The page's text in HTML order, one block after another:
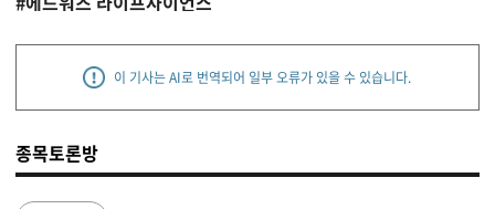
이 기사는 AI로 번역되어 일부 오류가 있을 수 있습니다.
종목토론방